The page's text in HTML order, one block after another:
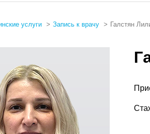
услуги Запись к врачу Галстян